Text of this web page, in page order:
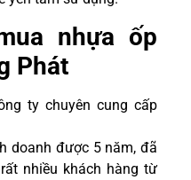
nhựa ốp
Phát
ty chuyên cung cấp
doanh được 5 năm, đã
nhiều khách hàng từ